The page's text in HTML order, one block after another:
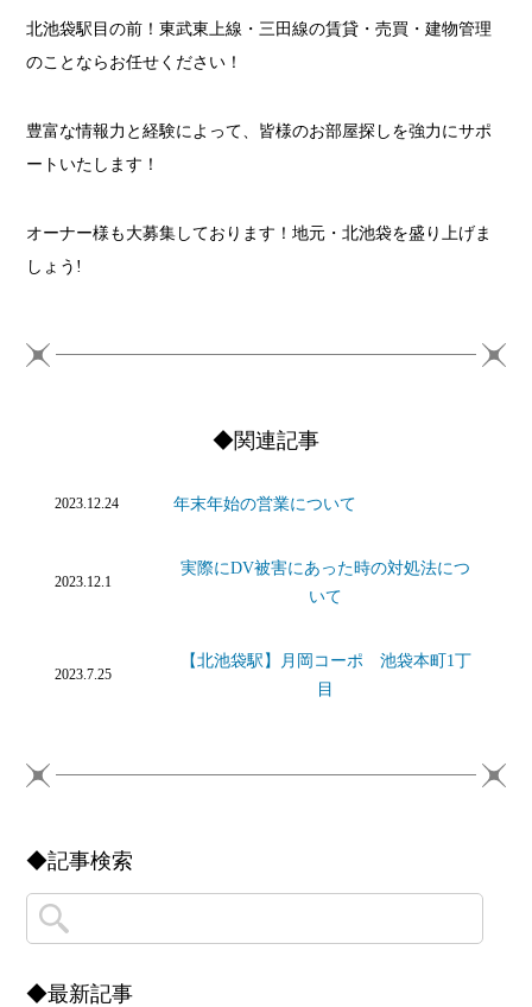
北池袋駅目の前！東武東上線・三田線の賃貸・売買・建物管理
のことならお任せください！
豊富な情報力と経験によって、皆様のお部屋探しを強力にサポ
ートいたします！
オーナー様も大募集しております！地元・北池袋を盛り上げま
しょう!
◆関連記事
2023.12.24 年末年始の営業について
2023.12.1
実際にDV被害にあった時の対処法につ
いて
2023.7.25
【北池袋駅】月岡コーポ 池袋本町1丁
目
◆記事検索
◆最新記事